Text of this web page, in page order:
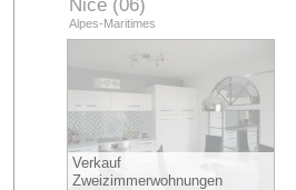
Nice (06)
Alpes-Maritimes
Verkauf
Zweizimmerwohnungen